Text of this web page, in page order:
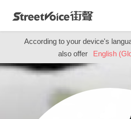
According to your device's
also offer
English